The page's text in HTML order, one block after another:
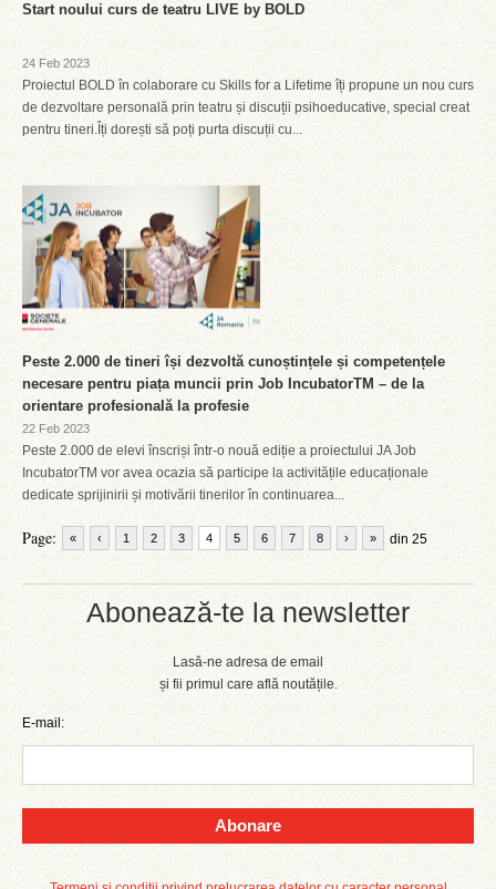
Abonează-te la newsletter
Lasă-ne adresa de email
și fii primul care află noutățile.
E-mail:
Abonare
Start noului curs de teatru LIVE by BOLD
24 Feb 2023
Proiectul BOLD în colaborare cu Skills for a Lifetime îți propune un nou curs
de dezvoltare personală prin teatru și discuții psihoeducative, special creat
pentru tineri.Îți dorești să poți purta discuții cu...
Peste 2.000 de tineri își dezvoltă cunoștințele și competențele
necesare pentru piața muncii prin Job IncubatorTM – de la
orientare profesională la profesie
22 Feb 2023
Peste 2.000 de elevi înscriși într-o nouă ediție a proiectului JA Job
IncubatorTM vor avea ocazia să participe la activitățile educaționale
dedicate sprijinirii și motivării tinerilor în continuarea...
Page: « ‹ 1 2 3 4 5 6 7 8 din 25
› »